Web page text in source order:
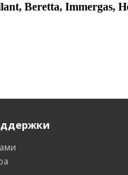
Beretta, Immergas,